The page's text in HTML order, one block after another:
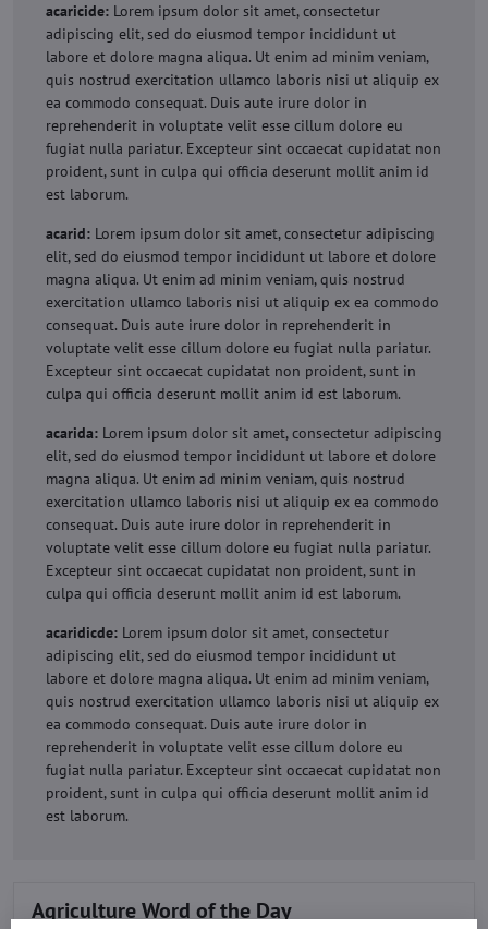
acaricide: Lorem ipsum dolor sit amet, consectetur
adipiscing elit, sed do eiusmod tempor incididunt ut
labore et dolore magna aliqua. Ut enim ad minim veniam,
quis nostrud exercitation ullamco laboris nisi ut aliquip ex
ea commodo consequat. Duis aute irure dolor in
reprehenderit in voluptate velit esse cillum dolore eu
fugiat nulla pariatur. Excepteur sint occaecat cupidatat non
proident, sunt in culpa qui officia deserunt mollit anim id
est laborum.
acarid: Lorem ipsum dolor sit amet, consectetur adipiscing
elit, sed do eiusmod tempor incididunt ut labore et dolore
magna aliqua. Ut enim ad minim veniam, quis nostrud
exercitation ullamco laboris nisi ut aliquip ex ea commodo
consequat. Duis aute irure dolor in reprehenderit in
voluptate velit esse cillum dolore eu fugiat nulla pariatur.
Excepteur sint occaecat cupidatat non proident, sunt in
culpa qui officia deserunt mollit anim id est laborum.
acarida: Lorem ipsum dolor sit amet, consectetur adipiscing
elit, sed do eiusmod tempor incididunt ut labore et dolore
magna aliqua. Ut enim ad minim veniam, quis nostrud
exercitation ullamco laboris nisi ut aliquip ex ea commodo
consequat. Duis aute irure dolor in reprehenderit in
voluptate velit esse cillum dolore eu fugiat nulla pariatur.
Excepteur sint occaecat cupidatat non proident, sunt in
culpa qui officia deserunt mollit anim id est laborum.
acaridicde: Lorem ipsum dolor sit amet, consectetur
adipiscing elit, sed do eiusmod tempor incididunt ut
labore et dolore magna aliqua. Ut enim ad minim veniam,
quis nostrud exercitation ullamco laboris nisi ut aliquip ex
ea commodo consequat. Duis aute irure dolor in
reprehenderit in voluptate velit esse cillum dolore eu
fugiat nulla pariatur. Excepteur sint occaecat cupidatat non
proident, sunt in culpa qui officia deserunt mollit anim id
est laborum.
Agriculture Word of the Day